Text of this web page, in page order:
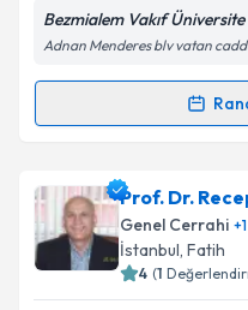
Kişisel verilerimin
Metni'ni okudum
kapsamda
Bezmialem Vakıf
Adnan Menderes blv vatan
Randevu
Doç. Dr. Enver
oluşturun. Size bu
takvim
Prof. Dr.
Genel Cerrahi +1
İstanbul, Fatih
4 (1